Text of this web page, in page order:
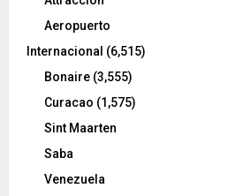
Aeropuerto
Internacional (6,515)
Bonaire (3,555)
Curacao (1,575)
Sint Maarten
Saba
Venezuela